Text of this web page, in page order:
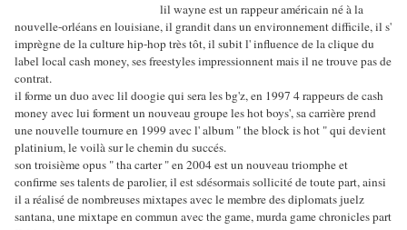
lil wayne est un rappeur américain né à la
nouvelle-orléans en louisiane, il grandit dans un environnement difficile, il s'
imprègne de la culture hip-hop très tôt, il subit l' influence de la clique du
label local cash money, ses freestyles impressionnent mais il ne trouve pas de
contrat.
il forme un duo avec lil doogie qui sera les bg'z, en 1997 4 rappeurs de cash
money avec lui forment un nouveau groupe les hot boys', sa carrière prend
une nouvelle tournure en 1999 avec l' album " the block is hot " qui devient
platinium, le voilà sur le chemin du succés.
son troisième opus " tha carter " en 2004 est un nouveau triomphe et
confirme ses talents de parolier, il est sdésormais sollicité de toute part, ainsi
il a réalisé de nombreuses mixtapes avec le membre des diplomats juelz
santana, une mixtape en commun avec the game, murda game chronicles part